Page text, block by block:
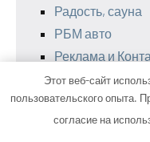
Радость, сауна
РБМ авто
Реклама и
Релакс,
Рнитц-Сервис
Росинка
Этот веб-сайт
пользовательского опыта.
согласие на